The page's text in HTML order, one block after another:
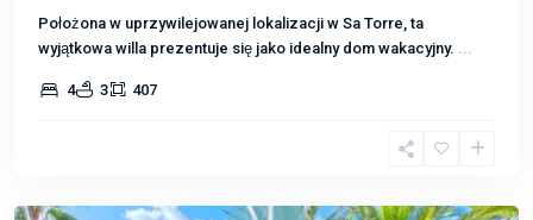
Położona w uprzywilejowanej lokalizacji w Sa Torre, ta
wyjątkowa willa prezentuje się jako idealny dom wakacyjny. ...
4 3 407
Santa